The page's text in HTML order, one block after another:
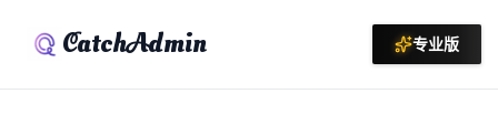
CatchAdmin 专业版